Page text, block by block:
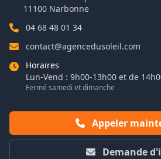
11100 Narbonne
04 68 48 01 34
contact@agencedusoleil.com
Horaires
Lun-Vend : 9h00-13h00 et de
Fermé samedi et dimanche
Appeler
Demande